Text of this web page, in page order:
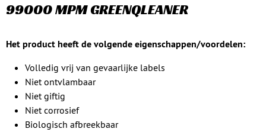
99000 MPM GREENQLEANER
Het product heeft de volgende eigenschappen/voordelen:
Volledig vrij van gevaarlijke labels
Niet ontvlambaar
Niet giftig
Niet corrosief
Biologisch afbreekbaar